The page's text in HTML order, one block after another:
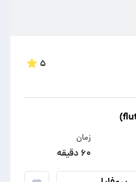
۵
زمان
۶۰ دقیقه